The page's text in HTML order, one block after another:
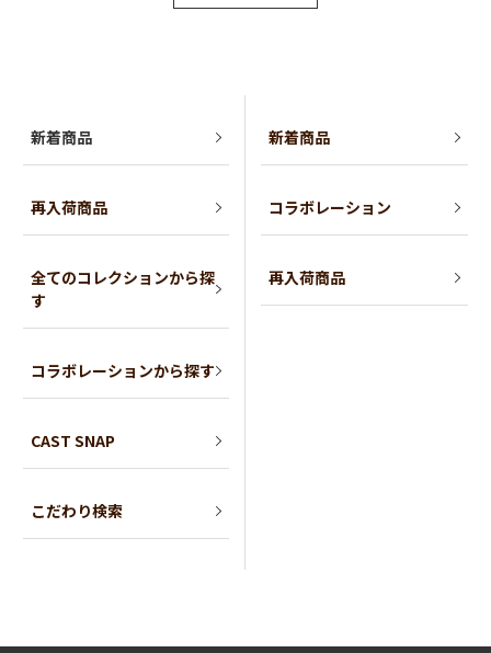
新着商品
再入荷商品
全てのコレクションから探
す
コラボレーションから探す
CAST SNAP
こだわり検索
新着商品
コラボレーション
再入荷商品